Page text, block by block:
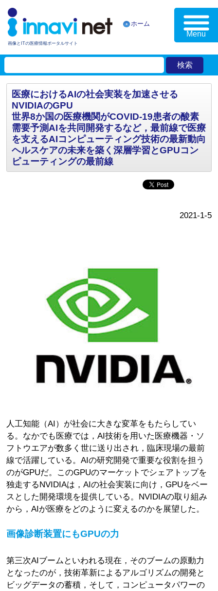
画像とITの医療情報ポータルサイト
ホーム
Menu
医療におけるAIの社会実装を加速させる
NVIDIAのGPU
世界8か国の医療機関がCOVID-19患者の酸素
需要予測AIを共同開発するなど，最前線で医療
を支えるAIコンピューティング技術の最新動向
ヘルスケアの未来を築く深層学習とGPUコン
ピューティングの最前線
2021-1-5
人工知能（AI）が社会に大きな変革をもたらしてい
る。なかでも医療では，AI技術を用いた医療機器・ソ
フトウエアが数多く世に送り出され，臨床現場の最前
線で活躍している。AIの研究開発で重要な役割を担う
のがGPUだ。このGPUのマーケットでシェアトップを
独走するNVIDIAは，AIの社会実装に向け，GPUをベー
スとした開発環境を提供している。NVIDIAの取り組み
から，AIが医療をどのように変えるのかを展望した。
画像診断装置にもGPUの力
第三次AIブームといわれる現在，そのブームの原動力
となったのが，技術革新によるアルゴリズムの開発と
ビッグデータの蓄積，そして，コンピュータパワーの